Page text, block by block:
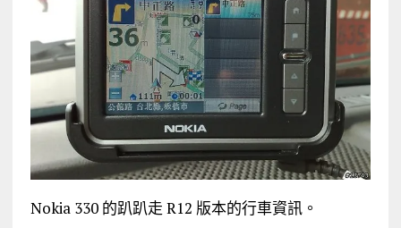
Nokia 330 的趴趴走 R12 版本的行車資訊。